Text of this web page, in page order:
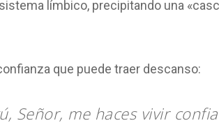
límbico, precipitando una
que puede traer descanso:
Señor, me haces vivir